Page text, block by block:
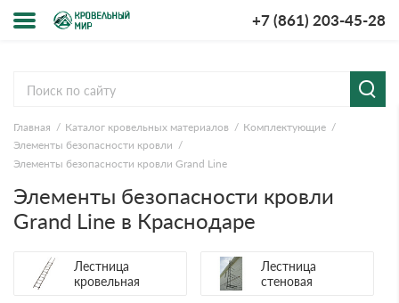
+7 (861) 203-45-28
компании
и оплата
Главная Каталог кровельных материалов
Комплектующие
Элементы безопасности кровли
Элементы безопасности кровли Grand Line
Элементы безопасности кровли
Grand Line в Краснодаре
Лестница
кровельная
Лестница
стеновая